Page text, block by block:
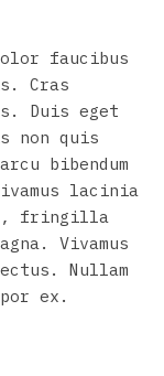
faucibus
Cras
Duis eget
non quis
bibendum
lacinia
fringilla
Vivamus
Nullam
ex.